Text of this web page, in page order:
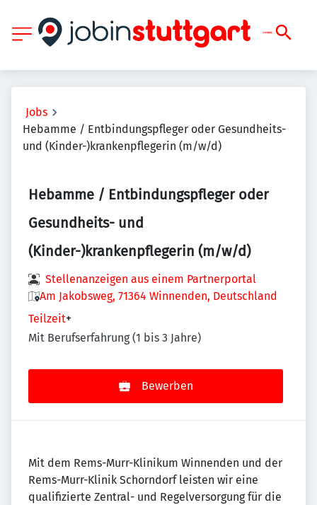
Jobs
Hebamme / Entbindungspfleger oder Gesundheits-
und (Kinder-)krankenpflegerin (m/w/d)
Hebamme / Entbindungspfleger oder
Gesundheits- und
(Kinder-)krankenpflegerin (m/w/d)
Stellenanzeigen aus einem Partnerportal
Am Jakobsweg, 71364 Winnenden, Deutschland
Teilzeit+
Mit Berufserfahrung (1 bis 3 Jahre)
Bewerben
Mit dem Rems-Murr-Klinikum Winnenden und der
Rems-Murr-Klinik Schorndorf leisten wir eine
qualifizierte Zentral- und Regelversorgung für die